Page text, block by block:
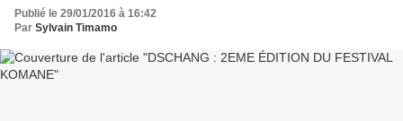
Publié le 29/01/2016 à 16:42
Par Sylvain Timamo